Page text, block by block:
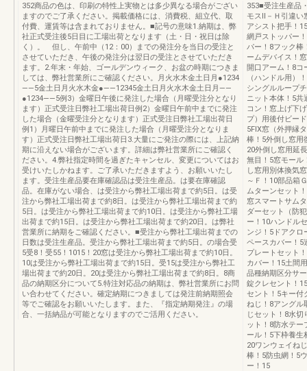
352商品の色は、印刷の特性上実物とは多少異なる場合がござい
ますのでご了承ください。掲載価格には、消費税、組立代、取
付費、運賃等は含まれておりません。■記号の意味1.納期は、弊
社正式受注後5日目に工場出荷となります（土・日・祝日は除
く）。 但し、午前中（12：00）までの発注分を当日の受注と
させていただき、午後の発注分は翌日の受注とさせていただき
ます。2.年末・年始、ゴールデンウィーク、お盆の時期につきま
しては、弊社営業所にご確認ください。月火水木金土日月●1234
——5金土日月火水木金●——12345金土日月火水木金土日月——
●1234——5例3）金曜日午後に発注した場合（月曜受注分となり
ます）正式受注日弊社工場出荷日例2）金曜日午前中までに発注
した場合（金曜受注分となります）正式受注日弊社工場出荷日
例1）月曜日午前中までに発注した場合（月曜受注分となりま
す）正式受注日弊社工場出荷日3.大量にご発注の際には、上記納
期に沿えない場合がございます。詳細は弊社営業所にご確認く
ださい。4.弊社指定時間を過ぎたキャンセル、変更についてはお
受けいたしかねます。ご了承いただきますよう、お願いいたし
ます。受注生産品要在庫確認品は受注生産品。は要在庫確認
品。在庫がない場合、は受注から弊社工場出荷まで約5日。は受
注から弊社工場出荷まで約8日。は受注から弊社工場出荷まで約
5日。は受注から弊社工場出荷まで約10日。は受注から弊社工場
出荷まで約15日。は受注から弊社工場出荷まで約20日。は弊社
営業所に納期をご確認ください。■受注から弊社工場出荷までの
日数は受注生産品。受注から弊社工場出荷まで約5日。の場合受
5受8！受55！1015！20窓は受注から弊社工場出荷まで約10日。
10は受注から弊社工場出荷まで約15日。受15は受注から弊社工
場出荷まで約20日。20は受注から弊社工場出荷まで約8日。8商
品の納期区分について5.特注対応品の納期は、弊社営業所にお問
い合わせてください。確定納期につきましては発注前納期照会
等でご確認をお願いいたします。また、『指定納期発注』の場
合、一括納品が可能となりますのでご活用ください。
353■受注生産品
モスⅡ－Ｈ引違い
アシスト把手！
網戸ストッパー
パー！8フック棒
ームデバイス！
開口アーム！8コ
（ハンドル用）
シングルループ
ニット本体！5共
コン！窓上げ下
プ）用後付ビー
5FIX窓（外押縁
棒！5外倒し窓用
20外倒し窓用延
無目！5窓モール
し窓用別体換気
～Ｆ！10部品箱
ムターンセット
窓スマートサム
ダーセット（防
ー！10ハンドル
ンジ！5ドアクロ
ペースカバー！5
プレートセット
カバー！15土間
品種納期区分サ
錠クレセント！
セント！5キー付
ねじ！8アングル
じセット！8水
ット！8防水テ
ール！5下枠養生
20ワンウェイね
棒！5防虫網！5
ー！15